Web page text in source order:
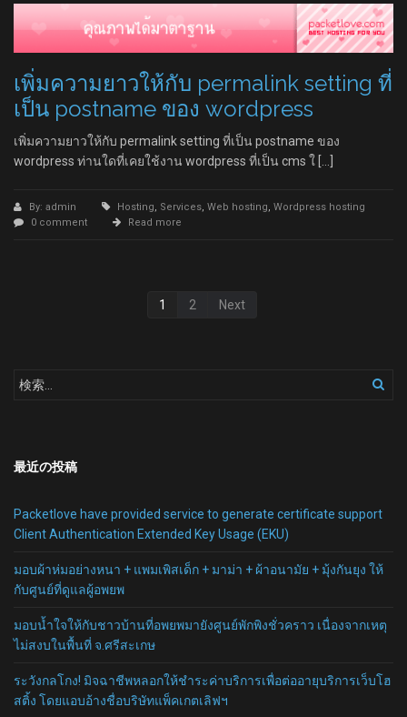
เพิ่มความยาวให้กับ permalink setting ที่
เป็น postname ของ wordpress
เพิ่มความยาวให้กับ permalink setting ที่เป็น postname ของ
wordpress ท่านใดที่เคยใช้งาน wordpress ที่เป็น cms ใ […]
By: admin Hosting Services Web hosting Wordpress hosting
0 comment
Read more
1 2 Next
最近の投稿
Packetlove have provided service to generate certificate support
Client Authentication Extended Key Usage (EKU)
มอบผ้าห่มอย่างหนา + แพมเพิสเด็ก + มาม่า + ผ้าอนามัย + มุ้งกันยุง ให้
กับศูนย์ที่ดูแลผู้อพยพ
มอบน้ำใจให้กับชาวบ้านที่อพยพมายังศูนย์พักพิงชั่วคราว เนื่องจากเหตุ
ไม่สงบในพื้นที่ จ.ศรีสะเกษ
ระวังกลโกง! มิจฉาชีพหลอกให้ชำระค่าบริการเพื่อต่ออายุบริการเว็บโฮ
สติ้ง โดยแอบอ้างชื่อบริษัทแพ็คเกตเลิฟฯ